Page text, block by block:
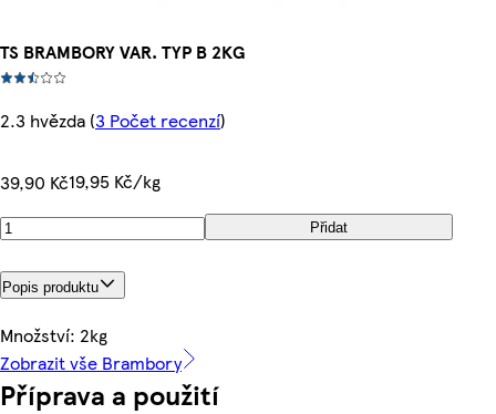
TS BRAMBORY VAR. TYP B 2KG
2.3 hvězda (3 Počet recenzí)
39,90 Kč19,95 Kč/kg
Přidat
Popis produktu
Množství: 2kg
Zobrazit vše Brambory
Příprava a použití